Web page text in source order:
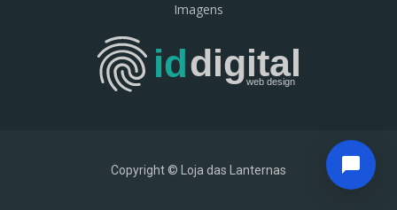
Imagens
Copyright © Loja das Lanternas